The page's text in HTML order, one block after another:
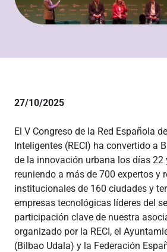
27/10/2025
El V Congreso de la Red Española
Inteligentes (RECI) ha convertido a
de la innovación urbana los días 22
reuniendo a más de 700 expertos y
institucionales de 160 ciudades y
empresas tecnológicas líderes del
participación clave de nuestra
organizado por la RECI, el
(Bilbao Udala) y la Federación